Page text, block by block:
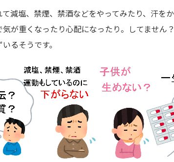
て減塩、禁煙、禁酒などをやってみたり、汗を
気が重くなったり心配になったり。してませ
るそうです。